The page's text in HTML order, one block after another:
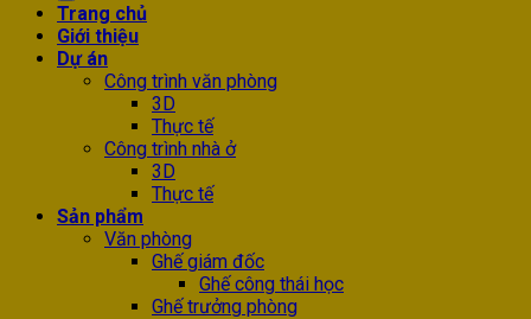
Trang chủ
Giới thiệu
Dự án
Công trình văn phòng
3D
Thực tế
Công trình nhà ở
3D
Thực tế
Sản phẩm
Văn phòng
Ghế giám đốc
Ghế công thái học
Ghế trưởng phòng